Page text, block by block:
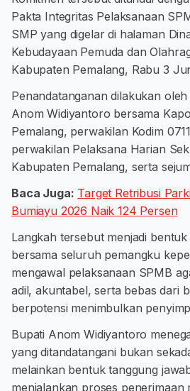
Pakta Integritas Pelaksanaan
SMP yang digelar di halaman
Kebudayaan Pemuda dan
Kabupaten Pemalang, Rabu 3
Penandatanganan dilakukan
Anom Widiyantoro bersama
Pemalang, perwakilan Kodim
perwakilan Pelaksana Harian
Kabupaten Pemalang, serta
Baca Juga: Target Retribusi
Bumiayu 2026 Naik 124 Persen
Langkah tersebut menjadi
bersama seluruh pemangku
mengawal pelaksanaan SPMB
adil, akuntabel, serta bebas dari
berpotensi menimbulkan
Bupati Anom Widiyantoro
yang ditandatangani bukan
melainkan bentuk tanggung
menjalankan proses penerimaan